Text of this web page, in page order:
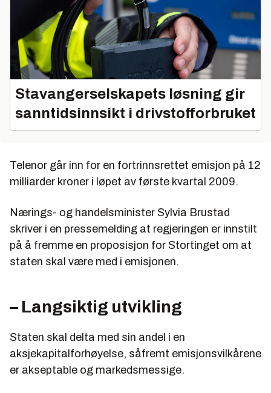
Stavangerselskapets løsning gir
sanntidsinnsikt i drivstofforbruket
Telenor går inn for en fortrinnsrettet emisjon på 12
milliarder kroner i løpet av første kvartal 2009.
Nærings- og handelsminister Sylvia Brustad
skriver i en pressemelding at regjeringen er innstilt
på å fremme en proposisjon for Stortinget om at
staten skal være med i emisjonen.
– Langsiktig utvikling
Staten skal delta med sin andel i en
aksjekapitalforhøyelse, såfremt emisjonsvilkårene
er akseptable og markedsmessige.